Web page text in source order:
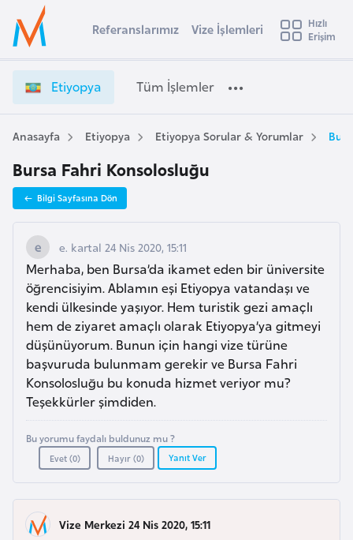
Ülke Seçimi
Başvuru yapmak istediğiniz ülkeyi seçin
Üye
Girişi
t
y
o
p
a
V
i
z
e
İ
ş
l
e
m
l
e
r
i
e
t
Referanslarımız Vize İşlemleri
Hızlı
Erişim
Etiyopya Tüm İşlemler
Anasayfa Etiyopya Etiyopya Sorular & Yorumlar
Bursa Fahri Konsolosluğu
Bilgi Sayfasına Dön
e. kartal 24 Nis 2020, 15:11
Merhaba, ben Bursa’da ikamet eden bir üniversite
öğrencisiyim. Ablamın eşi Etiyopya vatandaşı ve
kendi ülkesinde yaşıyor. Hem turistik gezi amaçlı
hem de ziyaret amaçlı olarak Etiyopya’ya gitmeyi
düşünüyorum. Bunun için hangi vize türüne
başvuruda bulunmam gerekir ve Bursa Fahri
Konsolosluğu bu konuda hizmet veriyor mu?
Teşekkürler şimdiden.
Bu yorumu faydalı buldunuz mu ?
Evet (0) Hayır (0) Yanıt Ver
Vize Merkezi 24 Nis 2020, 15:11
s
t
r
a
A
u
s
t
u
r
y
a
A
z
e
b
a
y